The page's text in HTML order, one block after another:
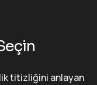
titizliğini anlayan